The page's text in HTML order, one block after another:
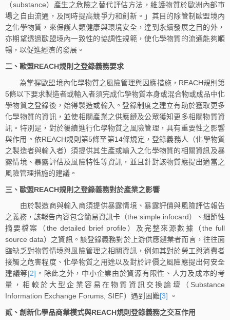
（substance）產生之危險之替代評估方法，維護物質於歐洲內部市
場之自由流通，及同時提高競爭力和創新。」其目的除管制歐盟境內
之化學物質，來保護人類健康與環境安全，達到永續發展之目的外，
亦期望透過歐盟境內一致性的協調性規範，使化學物質的流通能夠順
暢，以促進經濟的發展。
二、歐盟REACH規則之登錄義務要求
為掌握歐盟境內化學物質之風險管理與因應措施，REACH規則第
5條以下要求製造者或輸入者須完成化學物質本身或混合物或成品中化
學物質之登錄後，始得製造或輸入。登錄制度之建立有助於獲取更多
化學物質的資訊，並使相關產業之供應鏈及公眾獲知更多相關物質資
訊。特別是，對於後續進行化學物質之風險管理，具有重要性之影響
與作用。依REACH規則第5條至第14條規定，登錄義務人（化學物質
之製造者與輸入者）須提供其生產或輸入之化學物質的相關資訊及暴
露情境、暴露評估及風險特性等資訊，並且針對該物質應提出適當之
風險管理措施的建議。
三、歐盟REACH規則之登錄義務對於產業之影響
由於製造商與輸入商須提供暴露情境、暴露評價與風險評估報告
之義務，該報告內容包含簡易資訊卡（the simple infocard）、細節性
摘要檔案（the detailed brief profile）及完整來源數據（the full
source data）之資訊。該登錄義務對於上游供應鏈業者而言，往往面
臨缺乏對物質情境與風險管理之相關資訊，例如其對於勞工與消費者
接觸之危害程度、化學物質之用途以及對於評價之風險應提出何安全
建議等[2] 。除此之外，中小企業由於資源有限性、人力及成本的考
量，相較於大型企業容易在物質資訊交換論壇（Substance
Information Exchange Forums, SIEF）遇到困難[3] 。
貳、創新化學品商業模式與REACH規則登錄義務之交互作用